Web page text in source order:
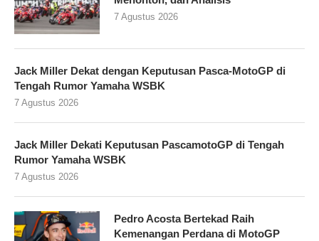
7 Agustus 2026
Jack Miller Dekat dengan Keputusan Pasca-MotoGP di
Tengah Rumor Yamaha WSBK
7 Agustus 2026
Jack Miller Dekati Keputusan PascamotoGP di Tengah
Rumor Yamaha WSBK
7 Agustus 2026
Pedro Acosta Bertekad Raih
Kemenangan Perdana di MotoGP